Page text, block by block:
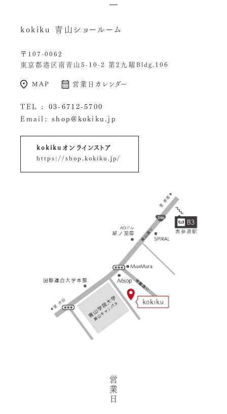
kokiku 青山ショールーム
〒107-0062
東京都港区南青山5-10-2 第2九曜Bldg.106
MAP 営業日カレンダー
TEL : 03-6712-5700
Email:shop@kokiku.jp
kokikuオンラインストア
https://shop.kokiku.jp/
営
業
日